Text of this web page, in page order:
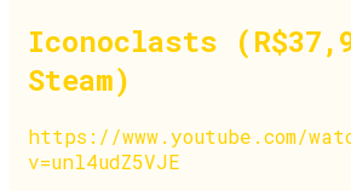
Iconoclasts
Steam)
https://www.youtube.com/
v=unl4udZ5VJE